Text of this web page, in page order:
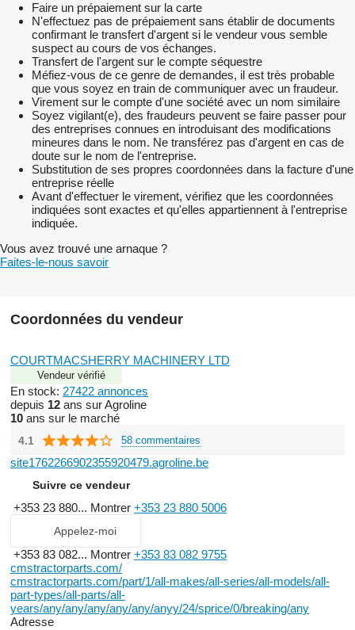
Faire un prépaiement sur la carte
N'effectuez pas de prépaiement sans établir de documents
confirmant le transfert d'argent si le vendeur vous semble
suspect au cours de vos échanges.
Transfert de l'argent sur le compte séquestre
Méfiez-vous de ce genre de demandes, il est très probable
que vous soyez en train de communiquer avec un fraudeur.
Virement sur le compte d'une société avec un nom similaire
Soyez vigilant(e), des fraudeurs peuvent se faire passer pour
des entreprises connues en introduisant des modifications
mineures dans le nom. Ne transférez pas d'argent en cas de
doute sur le nom de l'entreprise.
Substitution de ses propres coordonnées dans la facture d'une
entreprise réelle
Avant d'effectuer le virement, vérifiez que les coordonnées
indiquées sont exactes et qu'elles appartiennent à l'entreprise
indiquée.
Vous avez trouvé une arnaque ?
Faites-le-nous savoir
Coordonnées du vendeur
COURTMACSHERRY MACHINERY LTD
Vendeur vérifié
En stock: 27422 annonces
depuis 12 ans sur Agroline
10 ans sur le marché
4.1 58 commentaires
site1762266902355920479.agroline.be
Suivre ce vendeur
+353 23 880... Montrer +353 23 880 5006
Appelez-moi
+353 83 082... Montrer +353 83 082 9755
cmstractorparts.com/
cmstractorparts.com/part/1/all-makes/all-series/all-models/all-
part-types/all-parts/all-
years/any/any/any/any/any/anyy/24/sprice/0/breaking/any
Adresse